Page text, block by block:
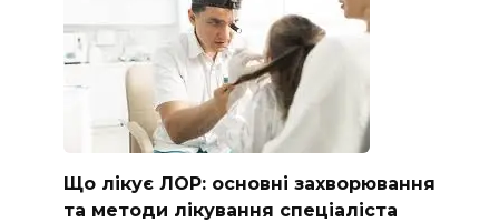
Що лікує ЛОР: основні захворювання
та методи лікування спеціаліста